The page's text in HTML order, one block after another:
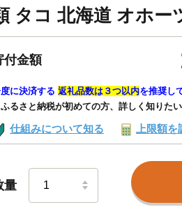
タコ 北海道 オホー
付金額
に決済する 返礼品数は３つ以内を推奨し
ふるさと納税が初めての方、詳しく知りた
仕組みについて知る 上限額
量